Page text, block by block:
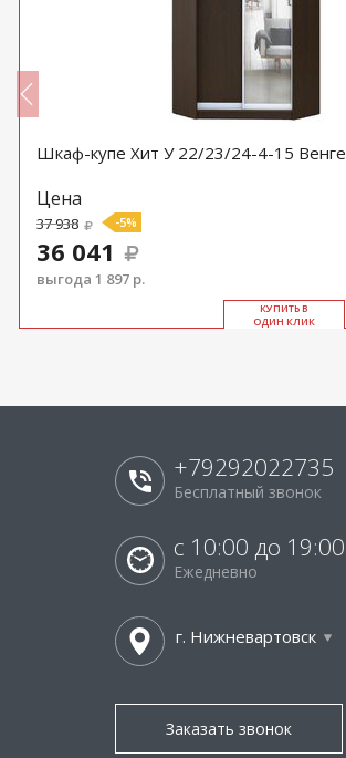
Шкаф-купе Хит У 22/23/24-4-15 Венге
Цена
37 938 -5%
36 041
выгода 1 897 р.
КУ­ПИТЬ В
ОДИН КЛИК
+79292022735
Бесплатный звонок
с 10:00 до 19:00
Ежедневно
г. Нижневартовск
Заказать звонок